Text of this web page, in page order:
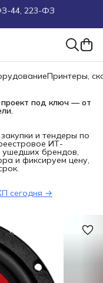
или в чат
и под заказ
Принтеры,
под ключ — от
и тендеры по
ИТ-
ушедших брендов,
и фиксируем цену,
сегодня →